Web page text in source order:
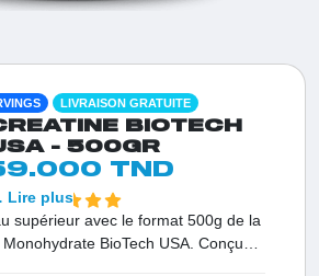
LIVRAISON GRATUITE
BIOTECH
- 500GR
TND
supérieur avec le format 500g de la
BioTech USA. Conçue
Lire plus